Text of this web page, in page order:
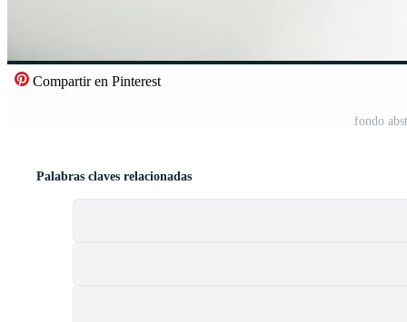
Compartir en Pinterest
fondo
Palabras claves relacionadas